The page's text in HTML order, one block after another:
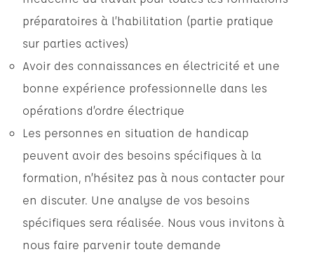
préparatoires à l’habilitation (partie pratique
sur parties actives)
Avoir des connaissances en électricité et une
bonne expérience professionnelle dans les
opérations d’ordre électrique
Les personnes en situation de handicap
peuvent avoir des besoins spécifiques à la
formation, n’hésitez pas à nous contacter pour
en discuter. Une analyse de vos besoins
spécifiques sera réalisée. Nous vous invitons à
nous faire parvenir toute demande